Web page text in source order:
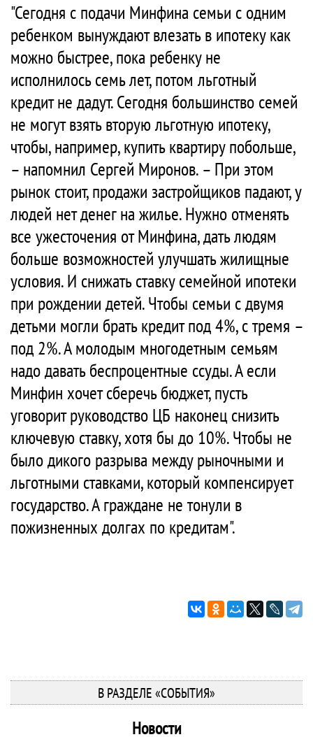
"Сегодня с подачи Минфина семьи с одним
ребенком вынуждают влезать в ипотеку как
можно быстрее, пока ребенку не
исполнилось семь лет, потом льготный
кредит не дадут. Сегодня большинство семей
не могут взять вторую льготную ипотеку,
чтобы, например, купить квартиру побольше,
– напомнил Сергей Миронов. – При этом
рынок стоит, продажи застройщиков падают, у
людей нет денег на жилье. Нужно отменять
все ужесточения от Минфина, дать людям
больше возможностей улучшать жилищные
условия. И снижать ставку семейной ипотеки
при рождении детей. Чтобы семьи с двумя
детьми могли брать кредит под 4%, с тремя –
под 2%. А молодым многодетным семьям
надо давать беспроцентные ссуды. А если
Минфин хочет сберечь бюджет, пусть
уговорит руководство ЦБ наконец снизить
ключевую ставку, хотя бы до 10%. Чтобы не
было дикого разрыва между рыночными и
льготными ставками, который компенсирует
государство. А граждане не тонули в
пожизненных долгах по кредитам".
В РАЗДЕЛЕ «СОБЫТИЯ»
Новости